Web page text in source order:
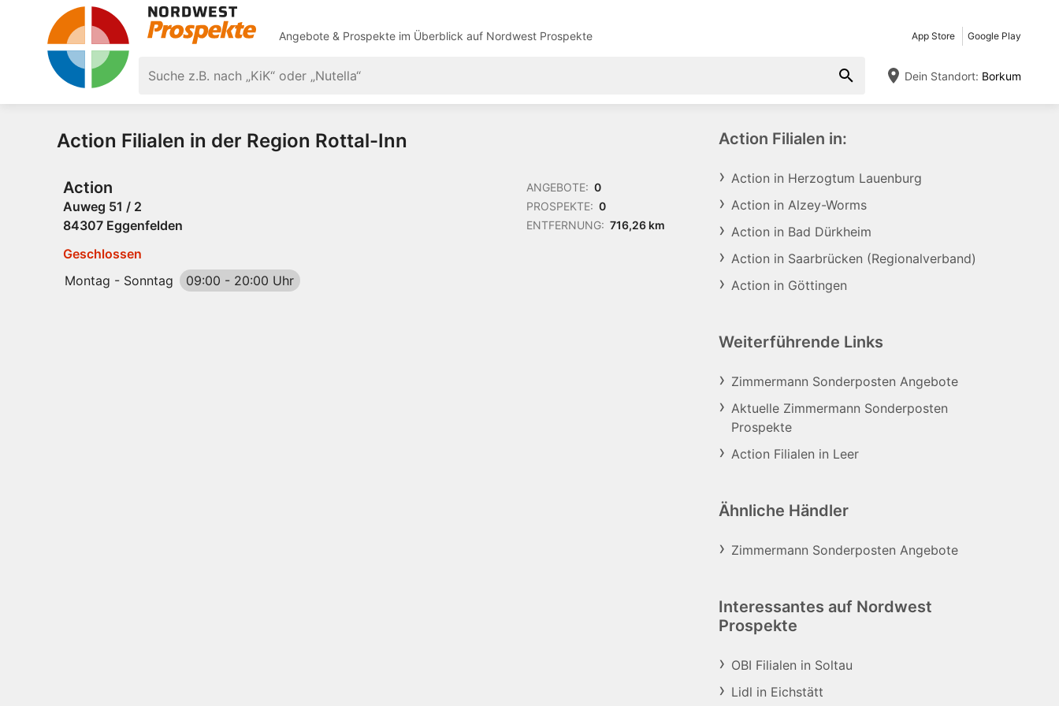
Angebote & Prospekte im Überblick auf Nordwest Prospekte App Store Google Play
Dein Standort: Borkum
Action Filialen in der Region Rottal-Inn
Action
Auweg 51 / 2
84307 Eggenfelden
ANGEBOTE: 0
PROSPEKTE: 0
ENTFERNUNG: 716,26 km
Geschlossen
Montag - Sonntag
09:00 - 20:00 Uhr
Action Filialen in:
Action in Herzogtum Lauenburg
Action in Alzey-Worms
Action in Bad Dürkheim
Action in Saarbrücken (Regionalverband)
Action in Göttingen
Weiterführende Links
Zimmermann Sonderposten Angebote
Aktuelle Zimmermann Sonderposten
Prospekte
Action Filialen in Leer
Ähnliche Händler
Zimmermann Sonderposten Angebote
Interessantes auf Nordwest
Prospekte
OBI Filialen in Soltau
Lidl in Eichstätt